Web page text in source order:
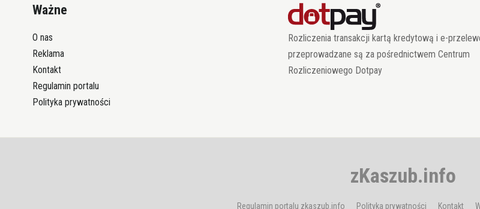
Ważne
O nas
Reklama
Kontakt
Regulamin portalu
Polityka prywatności
Rozliczenia transakcji kartą kredytową i e-
przeprowadzane są za pośrednictwem Centrum
Rozliczeniowego Dotpay
zKaszub.info
Regulamin portalu zkaszub.info Polityka prywatności Kontakt